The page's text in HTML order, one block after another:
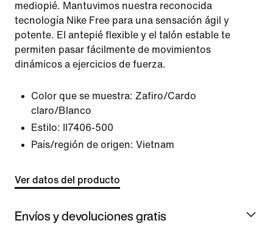
mediopié. Mantuvimos nuestra reconocida
tecnología Nike Free para una sensación ágil y
potente. El antepié flexible y el talón estable te
permiten pasar fácilmente de movimientos
dinámicos a ejercicios de fuerza.
Color que se muestra: Zafiro/Cardo
claro/Blanco
Estilo:
II7406-500
País/región de origen: Vietnam
Ver datos del producto
Envíos y devoluciones gratis